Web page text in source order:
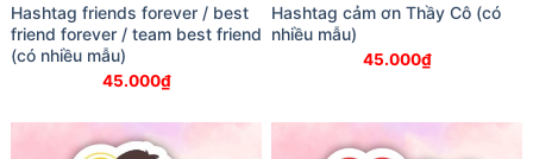
Hashtag friends forever / best
friend forever / team best friend
(có nhiều mẫu)
45.000₫
Hashtag cảm ơn Thầy Cô (có
nhiều mẫu)
45.000₫